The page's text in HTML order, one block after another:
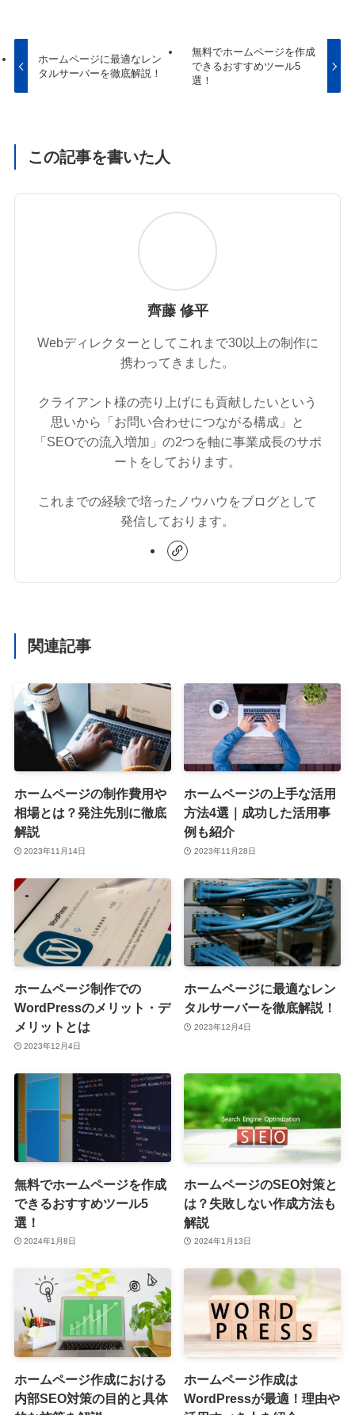
ホームページに最適なレン
タルサーバーを徹底解説！
無料でホームページを作成
できるおすすめツール5
選！
この記事を書いた人
齊藤 修平
Webディレクターとしてこれまで30以上の制作に
携わってきました。
クライアント様の売り上げにも貢献したいという
思いから「お問い合わせにつながる構成」と
「SEOでの流入増加」の2つを軸に事業成長のサポ
ートをしております。
これまでの経験で培ったノウハウをブログとして
発信しております。
関連記事
ホームページの制作費用や
相場とは？発注先別に徹底
解説
2023年11月14日
ホームページの上手な活用
方法4選｜成功した活用事
例も紹介
2023年11月28日
ホームページ制作での
WordPressのメリット・デ
メリットとは
2023年12月4日
ホームページに最適なレン
タルサーバーを徹底解説！
2023年12月4日
無料でホームページを作成
できるおすすめツール5
選！
2024年1月8日
ホームページのSEO対策と
は？失敗しない作成方法も
解説
2024年1月13日
ホームページ作成における
内部SEO対策の目的と具体
ホームページ作成は
WordPressが最適！理由や